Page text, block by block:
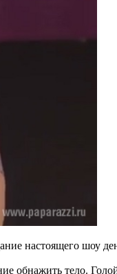
настоящего шоу
обнажить тело.